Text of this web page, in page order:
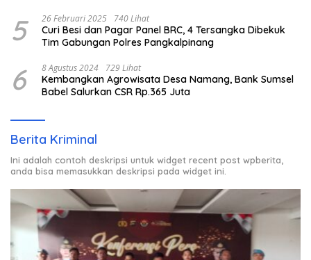
5 26 Februari 2025 740 Lihat
Curi Besi dan Pagar Panel BRC, 4 Tersangka Dibekuk
Tim Gabungan Polres Pangkalpinang
6 8 Agustus 2024 729 Lihat
Kembangkan Agrowisata Desa Namang, Bank Sumsel
Babel Salurkan CSR Rp.365 Juta
Berita Kriminal
Ini adalah contoh deskripsi untuk widget recent post wpberita,
anda bisa memasukkan deskripsi pada widget ini.